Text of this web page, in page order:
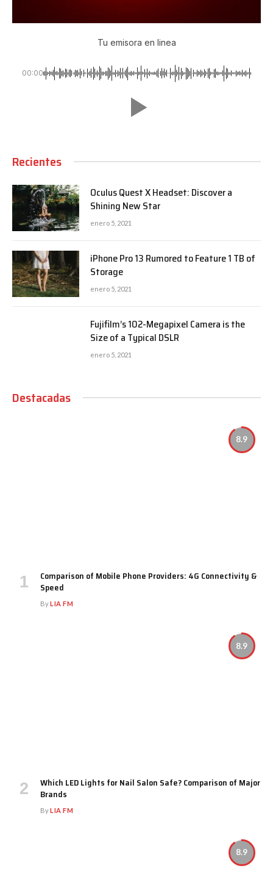
Tu emisora en linea
00:00
Recientes
Oculus Quest X Headset: Discover a
Shining New Star
enero 5, 2021
iPhone Pro 13 Rumored to Feature 1 TB of
Storage
enero 5, 2021
Fujifilm’s 102-Megapixel Camera is the
Size of a Typical DSLR
enero 5, 2021
Destacadas
8.9
Comparison of Mobile Phone Providers: 4G Connectivity &
Speed
ByLIA FM
8.9
Which LED Lights for Nail Salon Safe? Comparison of Major
Brands
ByLIA FM
8.9